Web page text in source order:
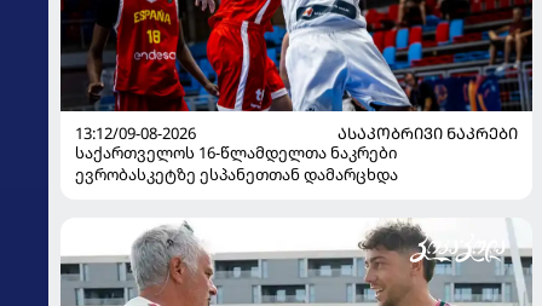
13:12/09-08-2026
ᲐᲡᲐᲙᲝᲑᲠᲘᲕᲘ ᲜᲐᲙᲠᲔᲑᲘ
საქართველოს 16-წლამდელთა ნაკრები
ევრობასკეტზე ესპანეთთან დამარცხდა